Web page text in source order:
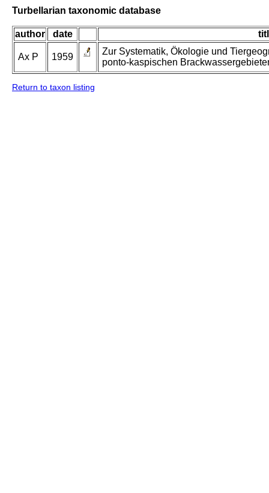
Turbellarian taxonomic database
author date
Ax P 1959
Zur Systematik, Ökologie und
ponto-kaspischen
Return to taxon listing